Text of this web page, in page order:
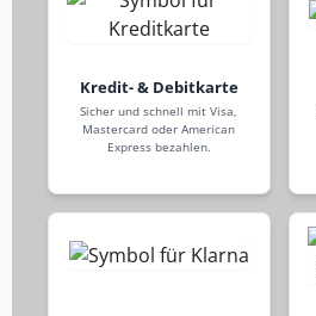
Kredit- & Debitkarte
Sicher und schnell mit Visa,
Mastercard oder American
Express bezahlen.